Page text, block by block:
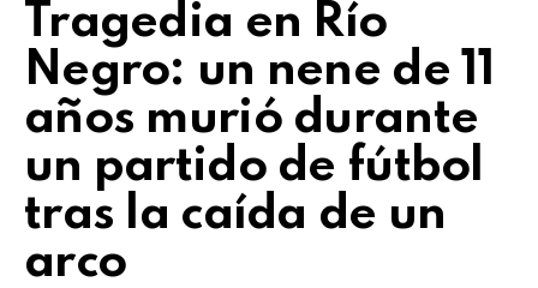
Tragedia en Río
Negro: un nene de 11
años murió durante
un partido de fútbol
tras la caída de un
arco